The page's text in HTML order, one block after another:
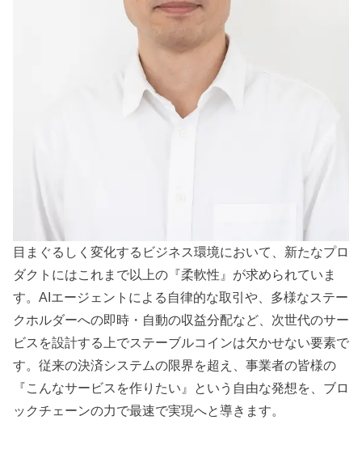
目まぐるしく変化するビジネス環境において、新たなプロ
ダクトにはこれまで以上の『柔軟性』が求められていま
す。AIエージェントによる自律的な取引や、多様なステー
クホルダーへの即時・自動の収益分配など、次世代のサー
ビスを設計する上でステーブルコインは欠かせない要素で
す。従来の決済システムの限界を超え、事業者の皆様の
『こんなサービスを作りたい』という自由な発想を、ブロ
ックチェーンの力で最速で実現へと導きます。